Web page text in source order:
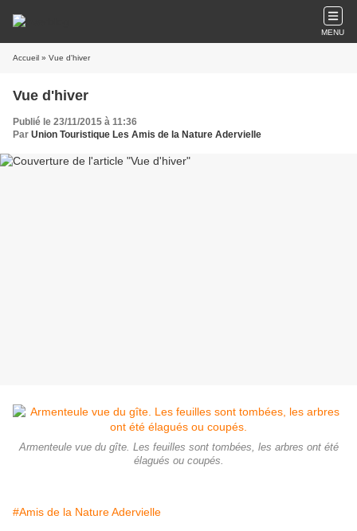
MENU
Accueil » Vue d'hiver
Vue d'hiver
Publié le 23/11/2015 à 11:36
Par Union Touristique Les Amis de la Nature Adervielle
Armenteule vue du gîte. Les feuilles sont tombées, les arbres ont été
élagués ou coupés.
#Amis de la Nature Adervielle